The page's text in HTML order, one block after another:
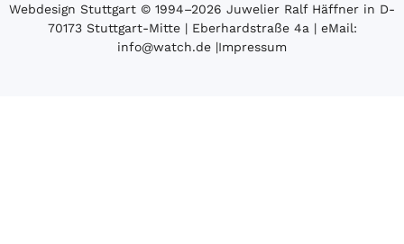
Webdesign Stuttgart © 1994­–2026 Juwelier Ralf Häffner in D-
70173 Stuttgart-Mitte | Eberhardstraße 4a | eMail:
info@watch.de |Impressum